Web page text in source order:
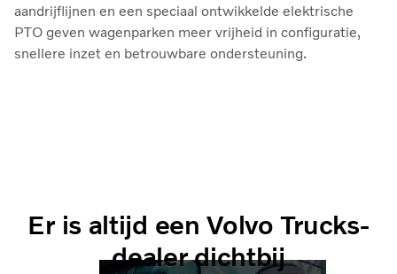
aandrijflijnen en een speciaal ontwikkelde elektrische
PTO geven wagenparken meer vrijheid in configuratie,
snellere inzet en betrouwbare ondersteuning.
Er is altijd een Volvo Trucks-
dealer dichtbij